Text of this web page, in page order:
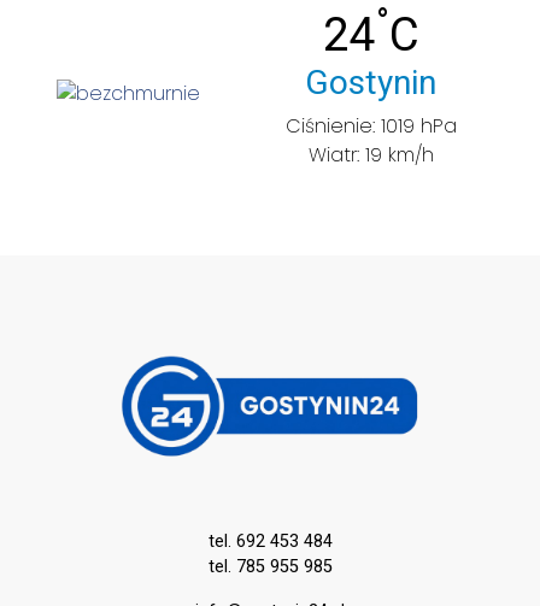
24°C
Miasto:
Gostynin
Ciśnienie: 1019 hPa
Wiatr: 19 km/h
tel. 692 453 484
tel. 785 955 985